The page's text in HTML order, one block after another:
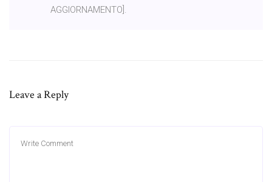
AGGIORNAMENTO].
Leave a Reply